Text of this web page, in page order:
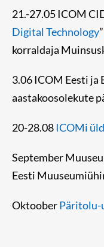
21.-27.05 ICOM
Digital Technology
korraldaja
3.06 ICOM Eesti ja
aastakoosolekute
20-28.08ICOMi
September
Eesti
OktooberPäritolu-